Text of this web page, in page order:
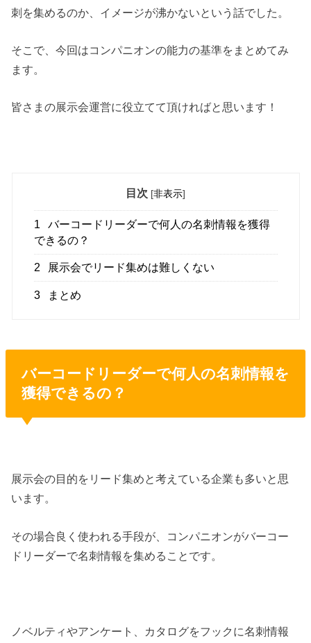
刺を集めるのか、イメージが沸かないという話でした。
そこで、今回はコンパニオンの能力の基準をまとめてみ
ます。
皆さまの展示会運営に役立てて頂ければと思います！
目次 [非表示]
1
バーコードリーダーで何人の名刺情報を獲得
できるの？
2 展示会でリード集めは難しくない
3 まとめ
バーコードリーダーで何人の名刺情報を
獲得できるの？
展示会の目的をリード集めと考えている企業も多いと思
います。
その場合良く使われる手段が、コンパニオンがバーコー
ドリーダーで名刺情報を集めることです。
ノベルティやアンケート、カタログをフックに名刺情報